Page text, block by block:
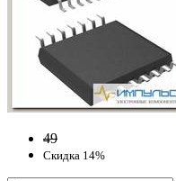
49
Скидка 14%